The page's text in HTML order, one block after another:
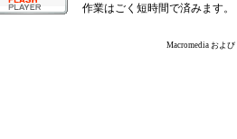
作業はごく短時間で済みます。
Macromedia およ